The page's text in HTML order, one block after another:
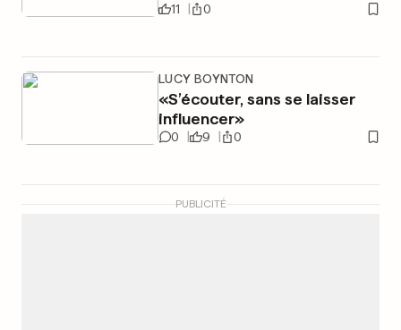
11 0
LUCY BOYNTON
«S’écouter, sans se laisser
influencer»
0 9 0
PUBLICITÉ